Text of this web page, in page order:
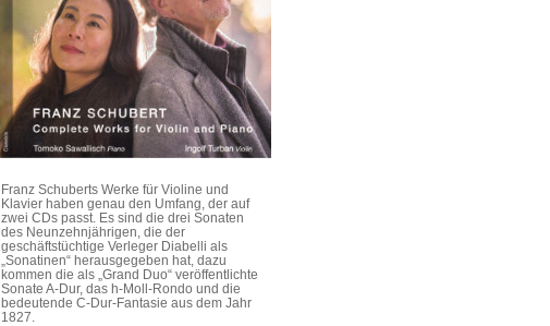
Franz Schuberts Werke für Violine und
Klavier haben genau den Umfang, der auf
zwei CDs passt. Es sind die drei Sonaten
des Neunzehnjährigen, die der
geschäftstüchtige Verleger Diabelli als
„Sonatinen“ herausgegeben hat, dazu
kommen die als „Grand Duo“ veröffentlichte
Sonate A-Dur, das h-Moll-Rondo und die
bedeutende C-Dur-Fantasie aus dem Jahr
1827.